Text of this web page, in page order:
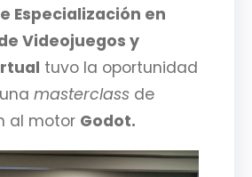
Especialización en
Videojuegos y
tuvo la oportunidad
masterclass de
al motor Godot.